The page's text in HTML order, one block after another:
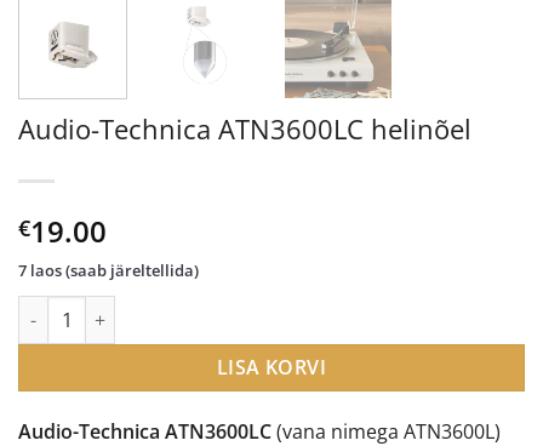
Audio-Technica ATN3600LC helinõel
€19.00
Audio-Technica ATN3600LC(vana nimega ATN3600L)
7 laos (saab järeltellida)
Audio-Technica ATN3600LC helinõel kogus
LISA KORVI